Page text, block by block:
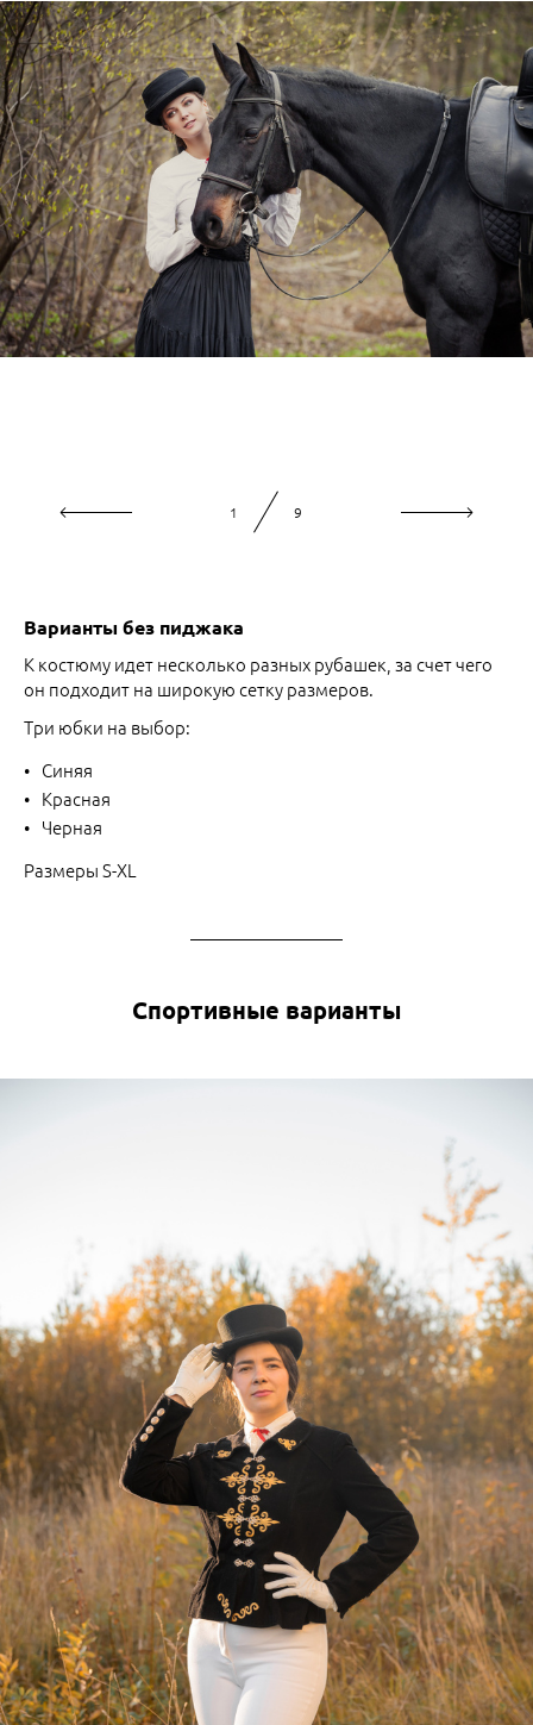
Варианты без пиджака
К костюму идет несколько разных рубашек, за счет чего
он подходит на широкую сетку размеров.
Три юбки на выбор:
Синяя
Красная
Черная
Размеры S-XL
1 9
Спортивные варианты